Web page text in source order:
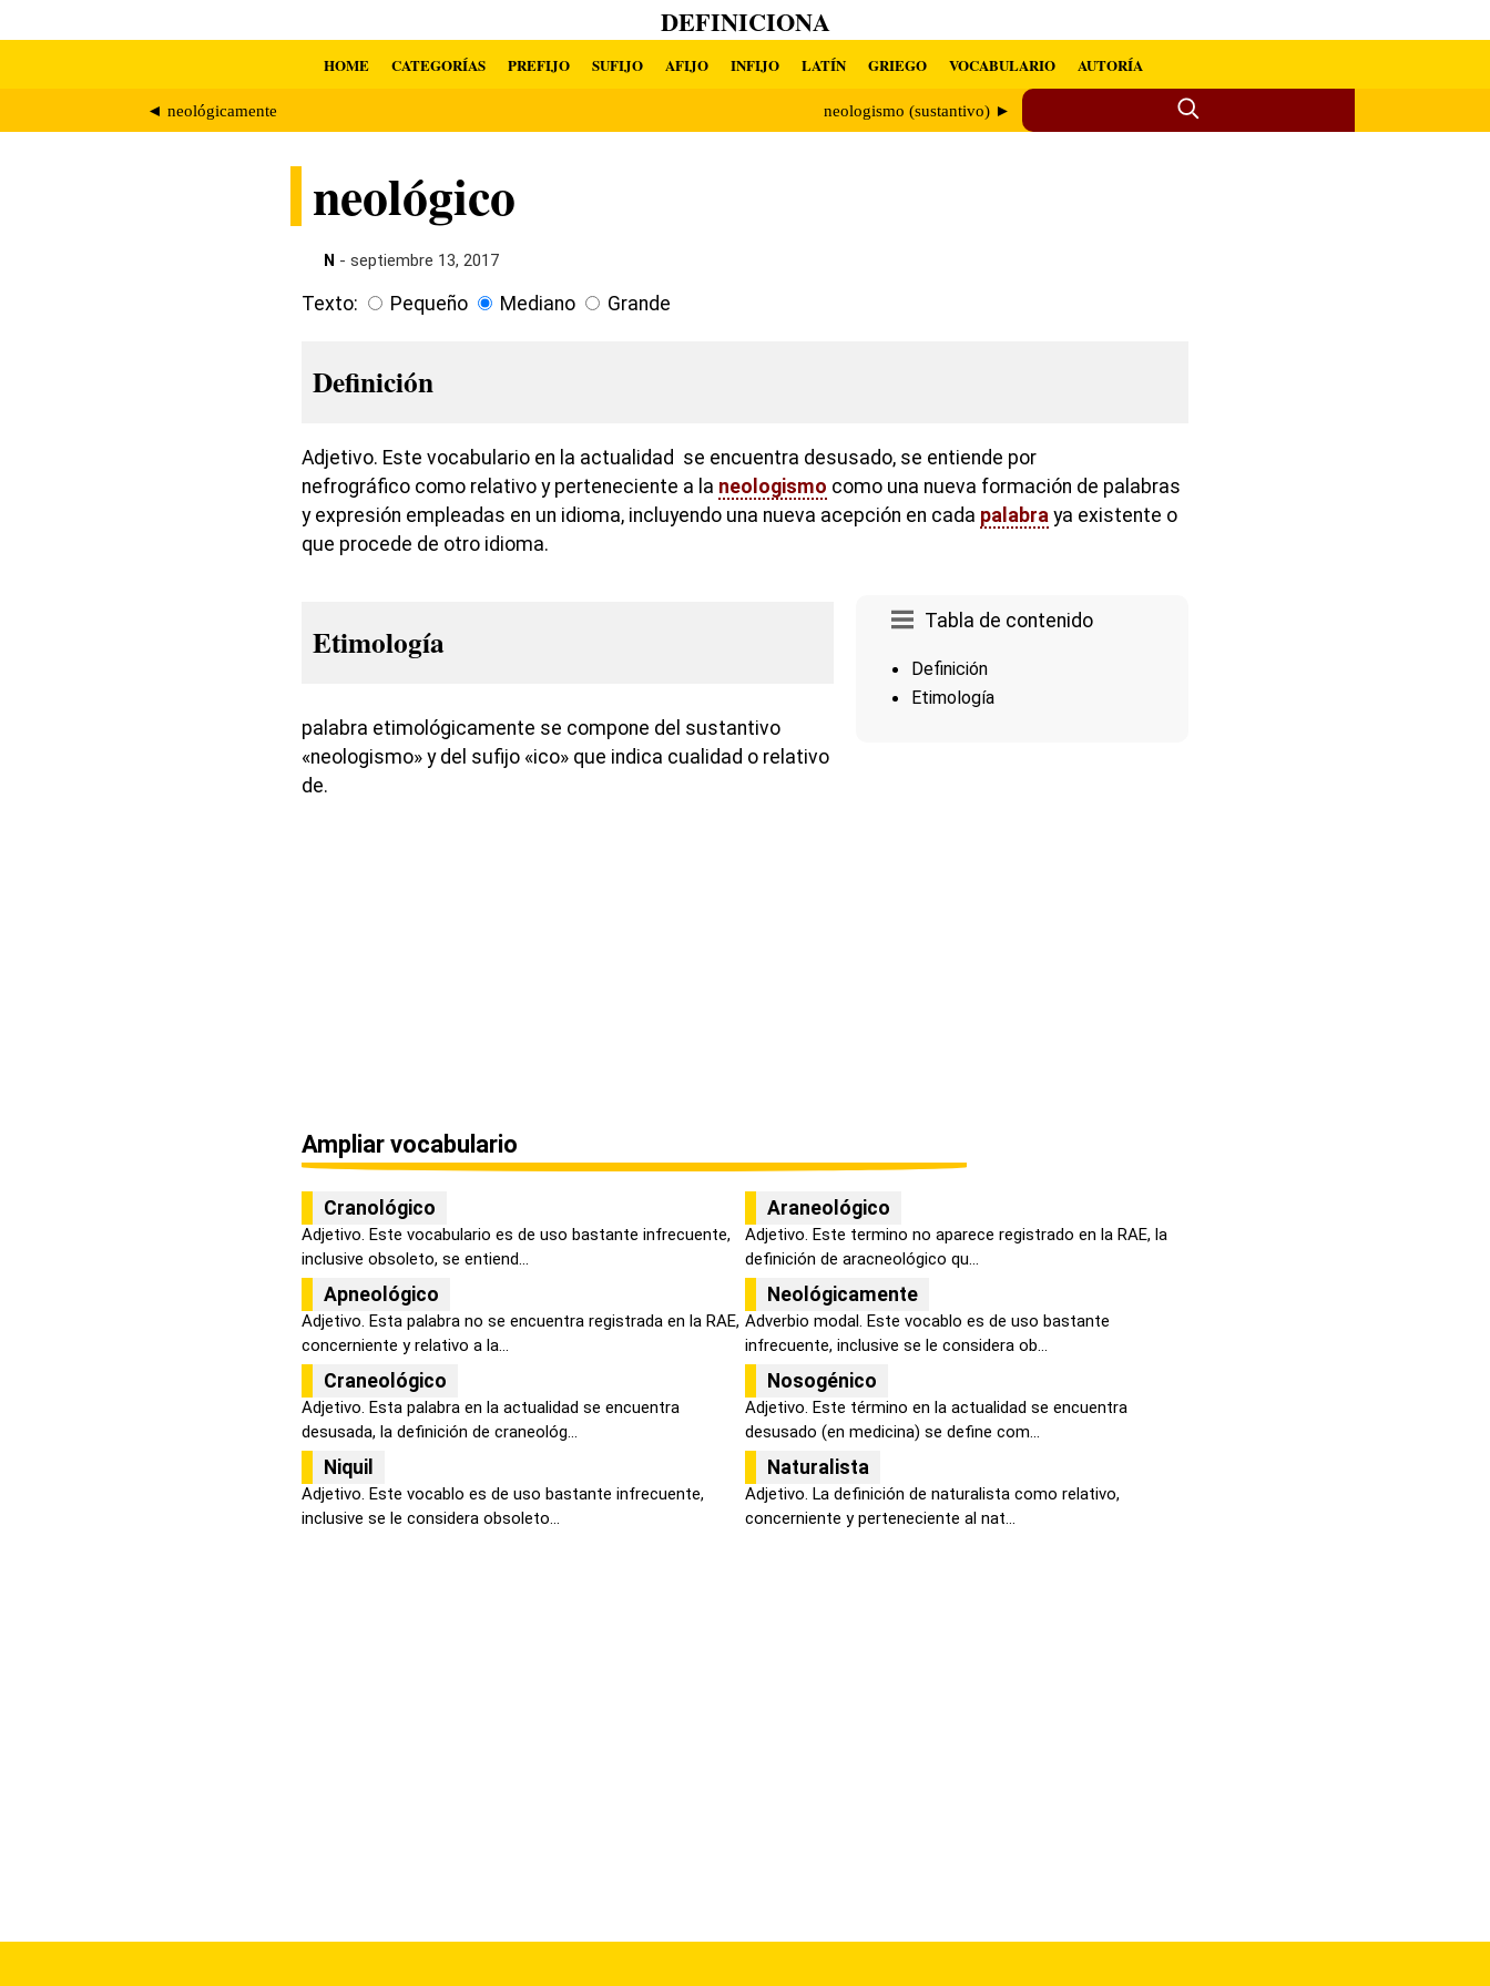
DEFINICIONA
HOME CATEGORÍAS PREFIJO SUFIJO AFIJO INFIJO LATÍN GRIEGO VOCABULARIO AUTORÍA
◄ neológicamente neologismo (sustantivo) ►
neológico
N - septiembre 13, 2017
Texto: Pequeño Mediano Grande
Definición
Adjetivo. Este vocabulario en la actualidad se encuentra desusado, se entiende por
nefrográfico como relativo y perteneciente a la neologismo como una nueva formación de palabras
y expresión empleadas en un idioma, incluyendo una nueva acepción en cada palabra ya existente o
que procede de otro idioma.
Tabla de contenido
Definición
Etimología
Etimología
palabra etimológicamente se compone del sustantivo
«neologismo» y del sufijo «ico» que indica cualidad o relativo
de.
Ampliar vocabulario
Cranológico
Adjetivo. Este vocabulario es de uso bastante infrecuente,
inclusive obsoleto, se entiend...
Araneológico
Adjetivo. Este termino no aparece registrado en la RAE, la
definición de aracneológico qu...
Apneológico
Adjetivo. Esta palabra no se encuentra registrada en la RAE,
concerniente y relativo a la...
Neológicamente
Adverbio modal. Este vocablo es de uso bastante
infrecuente, inclusive se le considera ob...
Craneológico
Adjetivo. Esta palabra en la actualidad se encuentra
desusada, la definición de craneológ...
Nosogénico
Adjetivo. Este término en la actualidad se encuentra
desusado (en medicina) se define com...
Niquil
Adjetivo. Este vocablo es de uso bastante infrecuente,
inclusive se le considera obsoleto...
Naturalista
Adjetivo. La definición de naturalista como relativo,
concerniente y perteneciente al nat...